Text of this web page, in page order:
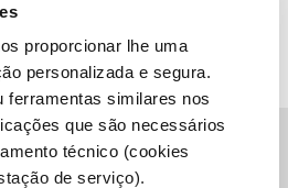
proporcionar lhe uma
personalizada e segura.
ferramentas similares nos
que são necessários
técnico (cookies
de serviço).